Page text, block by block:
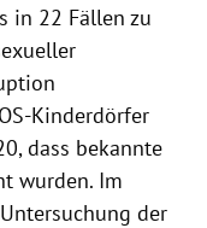
in 22 Fällen zu
Kinderdörfer
dass bekannte
wurden. Im
der